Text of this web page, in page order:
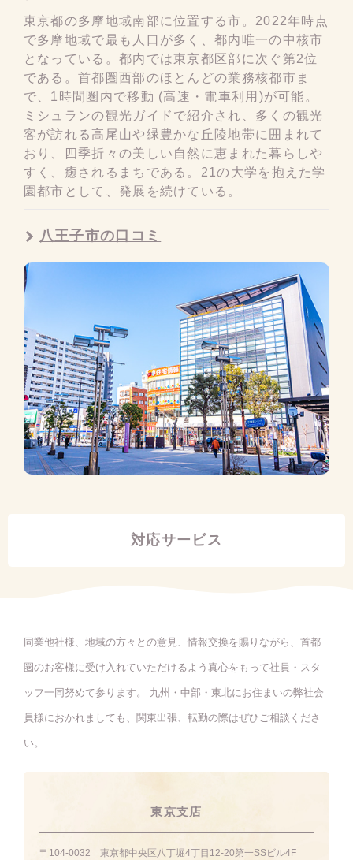
東京都の多摩地域南部に位置する市。2022年時点
で多摩地域で最も人口が多く、都内唯一の中核市
となっている。都内では東京都区部に次ぐ第2位
である。首都圏西部のほとんどの業務核都市ま
で、1時間圏内で移動 (高速・電車利用)が可能。
ミシュランの観光ガイドで紹介され、多くの観光
客が訪れる高尾山や緑豊かな丘陵地帯に囲まれて
おり、四季折々の美しい自然に恵まれた暮らしや
すく、癒されるまちである。21の大学を抱えた学
園都市として、発展を続けている。
八王子市の口コミ
対応サービス
同業他社様、地域の方々との意見、情報交換を賜りながら、首都
圏のお客様に受け入れていただけるよう真心をもって社員・スタ
ッフ一同努めて参ります。 九州・中部・東北にお住まいの弊社会
員様におかれましても、関東出張、転勤の際はぜひご相談くださ
い。
東京支店
〒104-0032 東京都中央区八丁堀4丁目12-20第一SSビル4F